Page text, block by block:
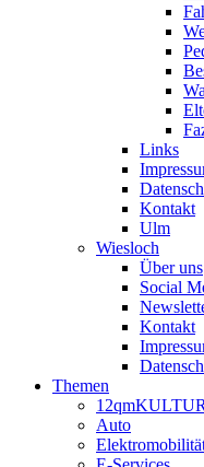
Links
Kontakt
Ulm
Wiesloch
Über uns
Social
Kontakt
Themen
12qmKULTUR
Auto